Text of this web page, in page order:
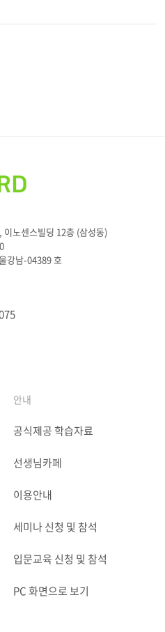
노센스빌딩 12층 (삼성동)
강남-04389 호
안내
공식제공 학습자료
선생님카페
이용안내
세미나 신청 및 참석
입문교육 신청 및 참석
PC 화면으로 보기